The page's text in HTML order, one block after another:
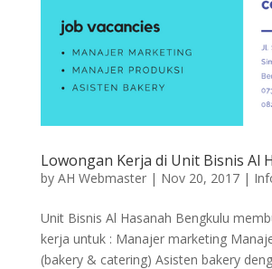
Lowongan Kerja di Unit Bisnis Al
by AH Webmaster| Nov 20, 2017|
Unit Bisnis Al Hasanah Bengkulu
kerja untuk : Manajer marketing
(bakery & catering) Asisten bakery